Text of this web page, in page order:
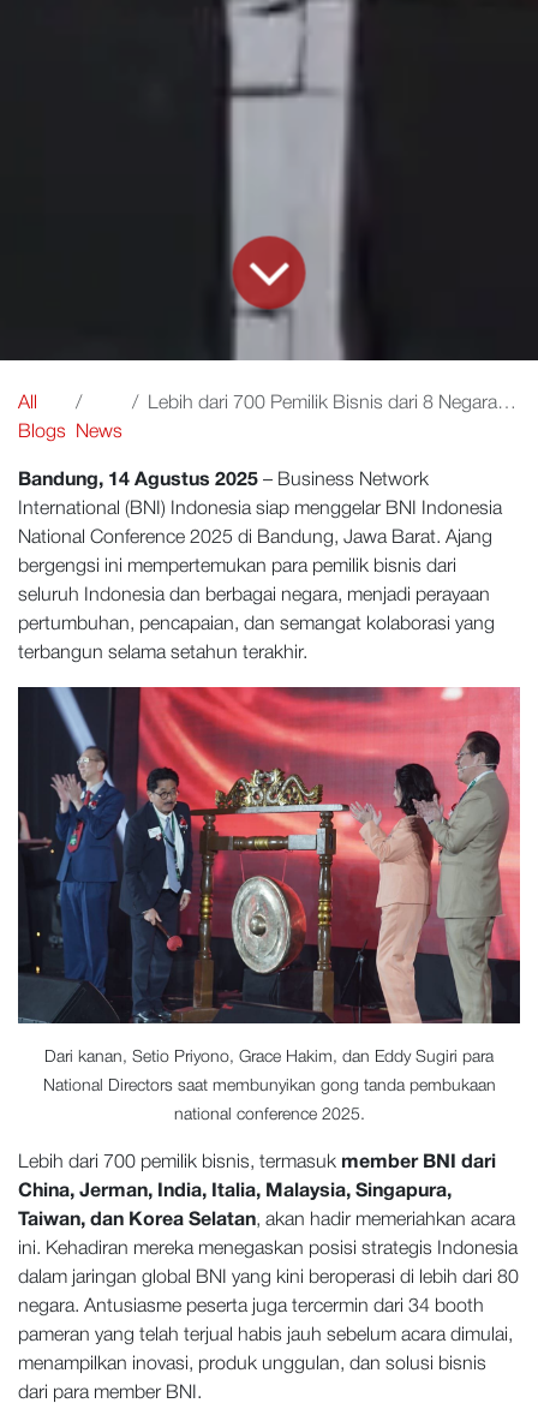
All
Blogs
News
Lebih dari 700 Pemilik Bisnis dari 8 Negara Hadir di BNI Indonesia National Conference 2025
Bandung, 14 Agustus 2025 – Business Network
International (BNI) Indonesia siap menggelar BNI Indonesia
National Conference 2025 di Bandung, Jawa Barat. Ajang
bergengsi ini mempertemukan para pemilik bisnis dari
seluruh Indonesia dan berbagai negara, menjadi perayaan
pertumbuhan, pencapaian, dan semangat kolaborasi yang
terbangun selama setahun terakhir.
Dari kanan, Setio Priyono, Grace Hakim, dan Eddy Sugiri para
National Directors saat membunyikan gong tanda pembukaan
national conference 2025.
Lebih dari 700 pemilik bisnis, termasuk member BNI dari
China, Jerman, India, Italia, Malaysia, Singapura,
Taiwan, dan Korea Selatan, akan hadir memeriahkan acara
ini. Kehadiran mereka menegaskan posisi strategis Indonesia
dalam jaringan global BNI yang kini beroperasi di lebih dari 80
negara. Antusiasme peserta juga tercermin dari 34 booth
pameran yang telah terjual habis jauh sebelum acara dimulai,
menampilkan inovasi, produk unggulan, dan solusi bisnis
dari para member BNI.